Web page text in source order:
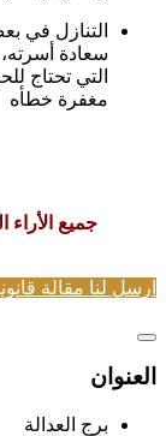
التنازل في
سعادة
التي تحتاج
مغفرة خطأه
جميع الأراء
ارسل لنا مقالة
العنوان
برج العدالة